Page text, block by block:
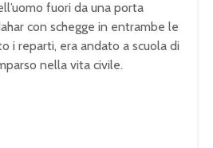
fuori da una porta
con schegge in entrambe le
i reparti, era andato a scuola di
nella vita civile.